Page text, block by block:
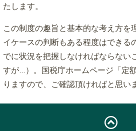
たします。
この制度の趣旨と基本的な考え方を
イケースの判断もある程度はできる
でに状況を把握しなければならない
すが…）。国税庁ホームページ「定
りますので、ご確認頂ければと思い